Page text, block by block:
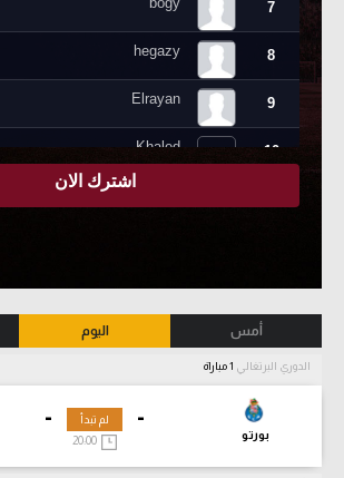
أمس اليوم
الدوري البرتغالي
-
بورتو
- لم تبدأ